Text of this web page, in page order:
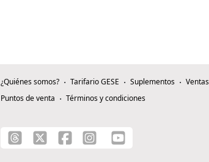
¿Quiénes somos? Tarifario GESE Suplementos Ventas
Puntos de venta
Términos y condiciones